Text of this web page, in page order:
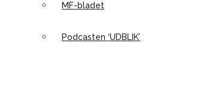
MF-bladet
Podcasten ‘UDBLIK’